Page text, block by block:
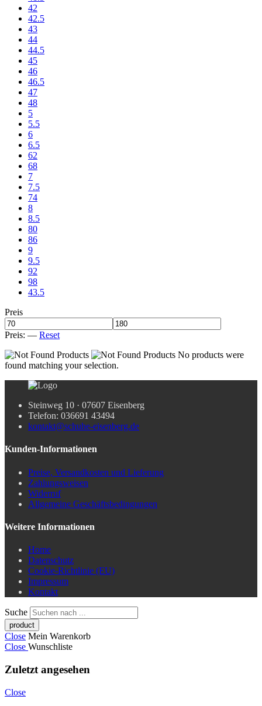
42
42.5
43
44
44.5
45
46
46.5
47
48
5
5.5
6
6.5
62
68
7
7.5
74
8
8.5
80
86
9
9.5
92
98
43.5
Preis
Preis: — Reset
No products were
found matching your selection.
Steinweg 10 · 07607 Eisenberg
Telefon: 036691 43494
kontakt@schuhe-eisenberg.de
Kunden-Informationen
Preise, Versandkosten und Lieferung
Zahlungsweisen
Widerruf
Allgemeine Geschäftsbedingungen
Weitere Informationen
Home
Datenschutz
Cookie-Richtlinie (EU)
Impressum
Kontakt
Suche
Close Mein Warenkorb
Close Wunschliste
Zuletzt angesehen
Close